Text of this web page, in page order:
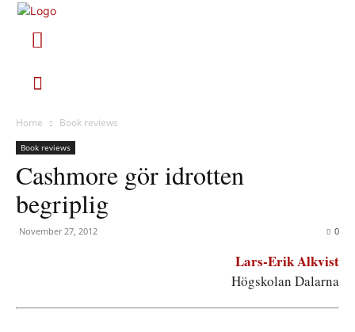
Home Book reviews
Book reviews
Cashmore gör idrotten
begriplig
November 27, 2012 0
Lars-Erik Alkvist
Högskolan Dalarna